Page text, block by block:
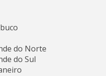
do Norte
do Sul